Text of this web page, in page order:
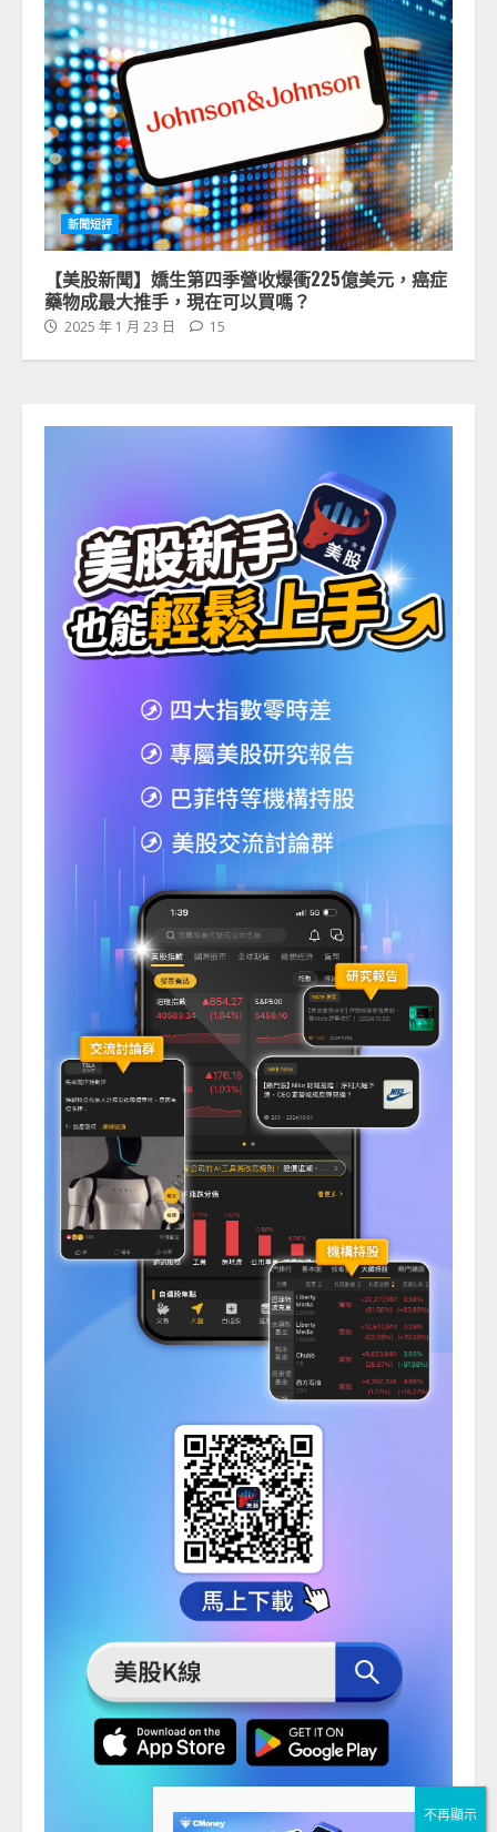
新聞短評
【美股新聞】嬌生第四季營收爆衝225億美元，癌症
藥物成最大推手，現在可以買嗎？
2025 年 1 月 23 日 15